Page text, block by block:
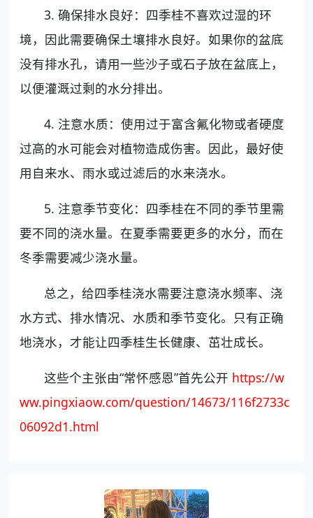
3. 确保排水良好：四季桂不喜欢过湿的环
境，因此需要确保土壤排水良好。如果你的盆底
没有排水孔，请用一些沙子或石子放在盆底上，
以便灌溉过剩的水分排出。
4. 注意水质：使用过于富含氟化物或者硬度
过高的水可能会对植物造成伤害。因此，最好使
用自来水、雨水或过滤后的水来浇水。
5. 注意季节变化：四季桂在不同的季节里需
要不同的浇水量。在夏季需要更多的水分，而在
冬季需要减少浇水量。
总之，给四季桂浇水需要注意浇水频率、浇
水方式、排水情况、水质和季节变化。只有正确
地浇水，才能让四季桂生长健康、茁壮成长。
这些个主张由“常怀感恩”首先公开 https://w
ww.pingxiaow.com/question/14673/116f2733c
06092d1.html